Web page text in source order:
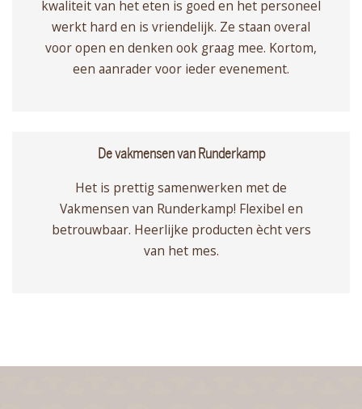
kwaliteit van het eten is goed en het personeel
werkt hard en is vriendelijk. Ze staan overal
voor open en denken ook graag mee. Kortom,
een aanrader voor ieder evenement.
De vakmensen van Runderkamp
Het is prettig samenwerken met de
Vakmensen van Runderkamp! Flexibel en
betrouwbaar. Heerlijke producten ècht vers
van het mes.